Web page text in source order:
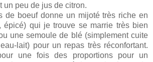
un peu de jus de citron.
de boeuf donne un mijoté très riche en
épicé) qui je trouve se marrie très bien
une semoule de blé (simplement cuite
lait) pour un repas très réconfortant.
une fois des proportions pour un